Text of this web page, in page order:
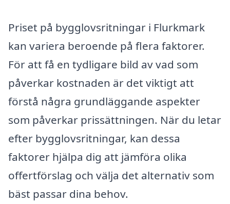
Priset på bygglovsritningar i Flurkmark
kan variera beroende på flera faktorer.
För att få en tydligare bild av vad som
påverkar kostnaden är det viktigt att
förstå några grundläggande aspekter
som påverkar prissättningen. När du letar
efter bygglovsritningar, kan dessa
faktorer hjälpa dig att jämföra olika
offertförslag och välja det alternativ som
bäst passar dina behov.